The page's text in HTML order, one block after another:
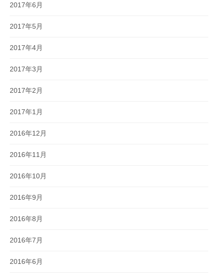
2017年6月
2017年5月
2017年4月
2017年3月
2017年2月
2017年1月
2016年12月
2016年11月
2016年10月
2016年9月
2016年8月
2016年7月
2016年6月